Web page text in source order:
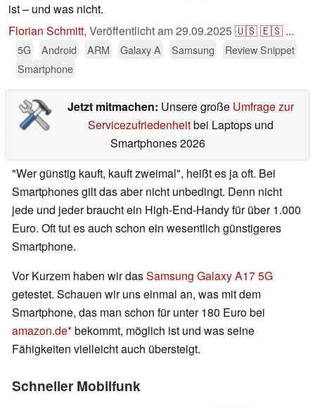
ist – und was nicht.
Florian Schmitt, Veröffentlicht am29.09.2025🇺🇸🇪🇸 ...
5G Android ARM Galaxy A Samsung
Review Snippet
Smartphone
Jetzt mitmachen: Unsere große Umfrage zur
Servicezufriedenheitbei Laptops und
Smartphones 2026
"Wer günstig kauft, kauft zweimal", heißt es ja oft. Bei
Smartphones gilt das aber nicht unbedingt. Denn nicht
jede und jeder braucht ein High-End-Handy für über 1.000
Euro. Oft tut es auch schon ein wesentlich günstigeres
Smartphone.
Vor Kurzem haben wir dasSamsung Galaxy A17 5G
getestet. Schauen wir uns einmal an, was mit dem
Smartphone, das man schon für unter 180 Euro bei
amazon.de bekommt, möglich ist und was seine
Fähigkeiten vielleicht auch übersteigt.
Schneller Mobilfunk